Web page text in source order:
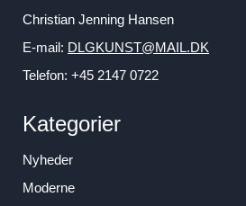
Christian Jenning Hansen
E-mail: DLGKUNST@MAIL.DK
Telefon: +45 2147 0722
Kategorier
Nyheder
Moderne